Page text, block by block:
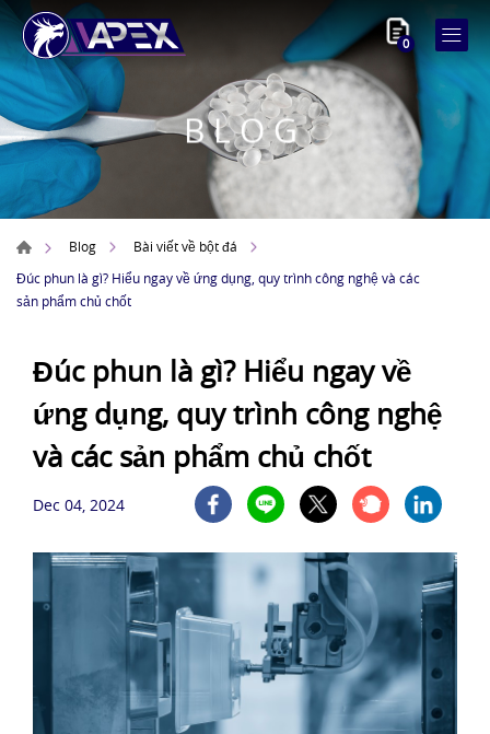
0
BLOG
Blog
Bài viết về bột đá
Đúc phun là gì? Hiểu ngay về ứng dụng, quy trình công nghệ và các
sản phẩm chủ chốt
Đúc phun là gì? Hiểu ngay về
ứng dụng, quy trình công nghệ
và các sản phẩm chủ chốt
Dec 04, 2024